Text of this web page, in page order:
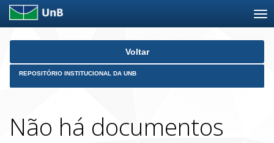
Skip
Voltar
REPOSITÓRIO INSTITUCIONAL DA UNB
Não há documentos